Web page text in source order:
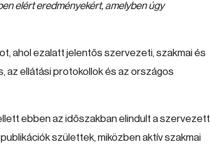
elért eredményekért, amelyben úgy
ahol ezalatt jelentős szervezeti, szakmai és
az ellátási protokollok és az országos
ebben az időszakban elindult a szervezett
születtek, miközben aktív szakmai